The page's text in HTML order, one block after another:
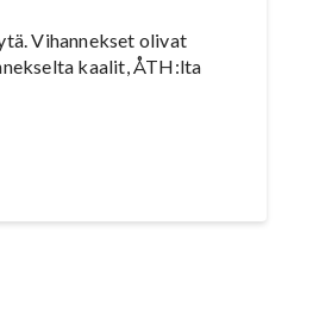
Vihannekset olivat
kaalit, ÅTH:lta